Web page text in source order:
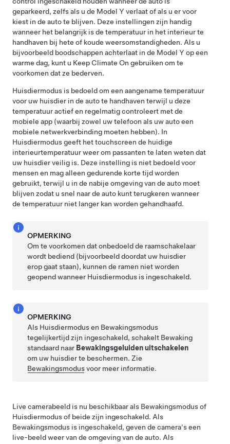
geparkeerd, zelfs als u de Model Y verlaat of als u er voor
kiest in de auto te blijven. Deze instellingen zijn handig
wanneer het belangrijk is de temperatuur in het interieur te
handhaven bij hete of koude weersomstandigheden. Als u
bijvoorbeeld boodschappen achterlaat in de Model Y op een
warme dag, kunt u Keep Climate On gebruiken om te
voorkomen dat ze bederven.
Huisdiermodus is bedoeld om een aangename temperatuur
voor uw huisdier in de auto te handhaven terwijl u deze
temperatuur actief en regelmatig controleert met de
mobiele app (waarbij zowel uw telefoon als uw auto een
mobiele netwerkverbinding moeten hebben). In
Huisdiermodusgeeft het touchscreen de huidige
interieurtemperatuur weer om passanten te laten weten dat
uw huisdier veilig is. Deze instelling is niet bedoeld voor
mensen en mag alleen gedurende korte tijd worden
gebruikt, terwijl u in de nabije omgeving van de auto moet
blijven zodat u snel naar de auto kunt terugkeren wanneer
de temperatuur niet langer kan worden gehandhaafd.
OPMERKING
Om te voorkomen dat onbedoeld de raamschakelaar
wordt bediend (bijvoorbeeld doordat uw huisdier
erop gaat staan), kunnen de ramen niet worden
geopend wanneer Huisdiermodus is ingeschakeld.
OPMERKING
Als Huisdiermodusen Bewakingsmodus
tegelijkertijd zijn ingeschakeld, schakelt Bewaking
standaard naar Bewakingsgeluiden uitschakelen
om uw huisdier te beschermen. Zie
Bewakingsmodusvoor meer informatie.
Live camerabeeld is nu beschikbaar als Bewakingsmodus of
Huisdiermodusof beide zijn ingeschakeld. Als
Bewakingsmodus is ingeschakeld, geven de camera's een
live-beeld weer van de omgeving van de auto. Als